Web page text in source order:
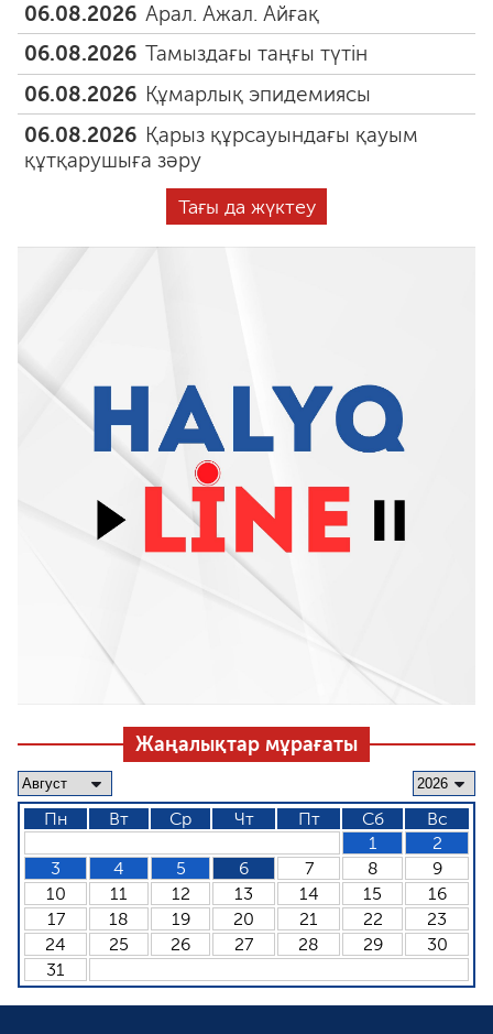
06.08.2026 Арал. Ажал. Айғақ
06.08.2026 Тамыздағы таңғы түтін
06.08.2026 Құмарлық эпидемиясы
06.08.2026 Қарыз құрсауындағы қауым
құтқарушыға зәру
Тағы да жүктеу
Жаңалықтар мұрағаты
Пн Вт Ср Чт Пт Сб
Вс
1
2
3
4 5 6 7 8
9
10
11 12 13 14 15
16
17
18 19 20 21 22
23
24
25 26 27 28 29
30
31